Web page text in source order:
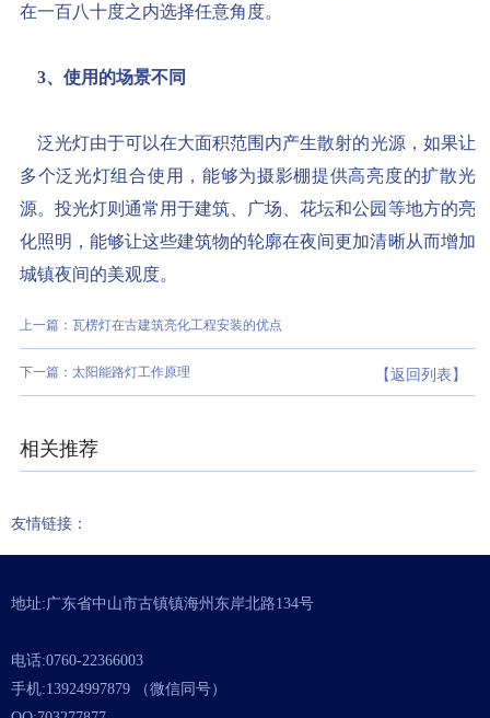
在一百八十度之内选择任意角度。
3、使用的场景不同
泛光灯由于可以在大面积范围内产生散射的光源，如果让
多个泛光灯组合使用，能够为摄影棚提供高亮度的扩散光
源。投光灯则通常用于建筑、广场、花坛和公园等地方的亮
化照明，能够让这些建筑物的轮廓在夜间更加清晰从而增加
城镇夜间的美观度。
上一篇：瓦楞灯在古建筑亮化工程安装的优点
下一篇：太阳能路灯工作原理 【返回列表】
相关推荐
友情链接：
地址:广东省中山市古镇镇海州东岸北路134号
电话:0760-22366003
手机:13924997879 （微信同号）